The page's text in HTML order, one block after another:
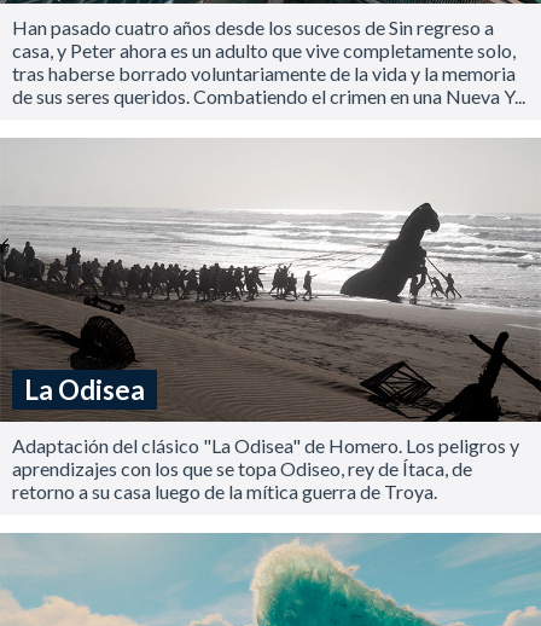
Han pasado cuatro años desde los sucesos de Sin regreso a
casa, y Peter ahora es un adulto que vive completamente solo,
tras haberse borrado voluntariamente de la vida y la memoria
de sus seres queridos. Combatiendo el crimen en una Nueva Y...
La Odisea
Adaptación del clásico "La Odisea" de Homero. Los peligros y
aprendizajes con los que se topa Odiseo, rey de Ítaca, de
retorno a su casa luego de la mítica guerra de Troya.